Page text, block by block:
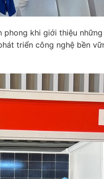
khi giới thiệu
triển công nghệ bền